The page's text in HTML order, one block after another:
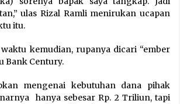
ulas Rizal Ramli menirukan ucapan
itu.
kemudian, rupanya dicari “ember
Bank Century.
mengenai kebutuhan dana pihak
hanya sebesar Rp. 2 Triliun, tapi